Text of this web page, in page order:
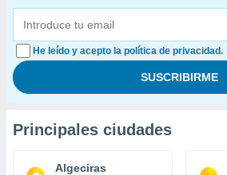
He leído y acepto la política de privacidad.
Principales ciudades
Algeciras